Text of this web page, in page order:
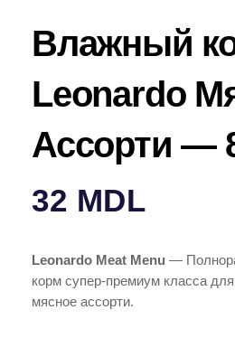
Влажный
Leonardo
Ассорти —
32 MDL
Leonardo Meat Menu —
корм супер-премиум класса
мясное ассорти.